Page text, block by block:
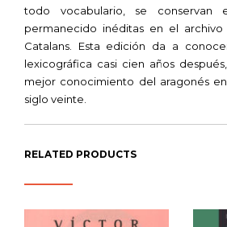
todo vocabulario, se conservan
permanecido inéditas en el archivo
Catalans. Esta edición da a
lexicográfica casi cien años
mejor conocimiento del aragonés
siglo veinte.
RELATED PRODUCTS